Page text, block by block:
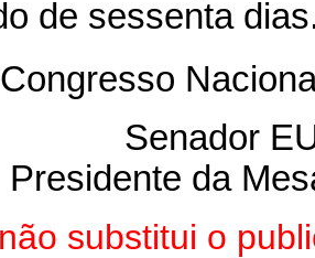
de sessenta
Congresso
Senador
Presidente da
substitui o